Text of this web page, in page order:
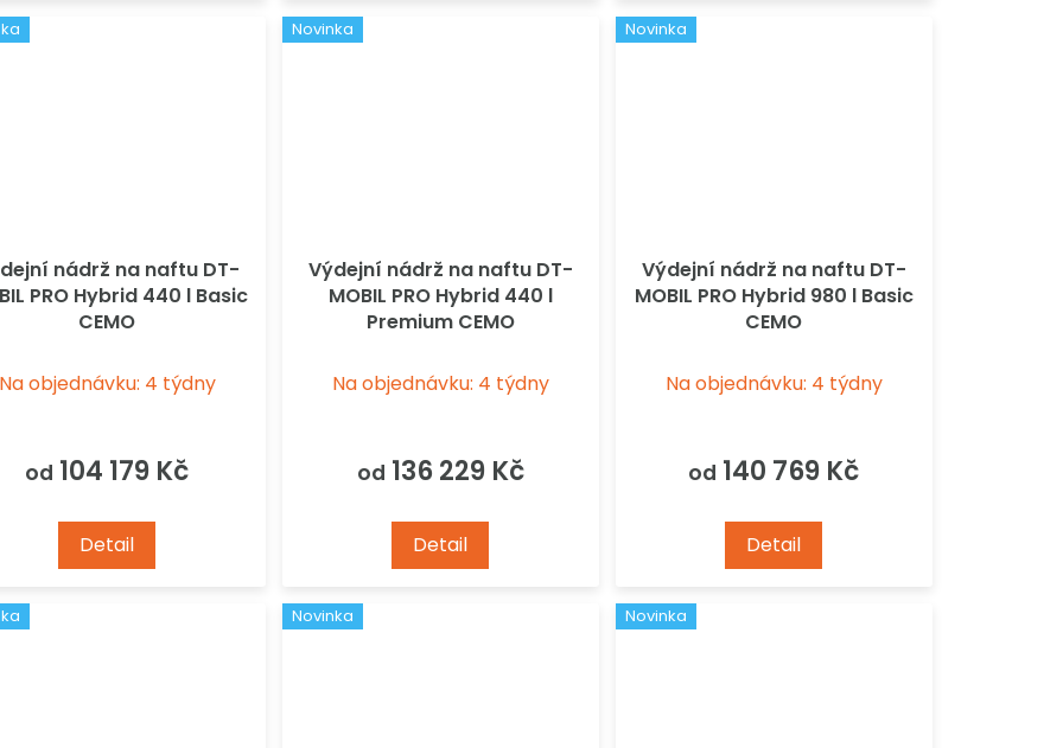
nádrž na naftu DT-
PRO Hybrid 440 l Basic
CEMO
objednávku: 4 týdny
od 104 179 Kč
Detail
Novinka
Výdejní nádrž na naftu DT-
MOBIL PRO Hybrid 440 l
Premium CEMO
Na objednávku: 4 týdny
od 136 229 Kč
Detail
Novinka
Výdejní nádrž na naftu DT-
MOBIL PRO Hybrid 980 l Basic
CEMO
Na objednávku: 4 týdny
od 140 769 Kč
Detail
Novinka Novinka